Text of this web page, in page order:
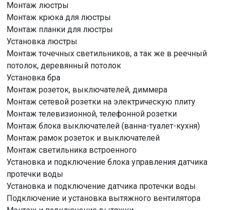
Монтаж люстры
Монтаж крюка для люстры
Монтаж планки для люстры
Установка люстры
Монтаж точечных светильников, а так же в реечный
потолок, деревянный потолок
Установка бра
Монтаж розеток, выключателей, диммера
Монтаж сетевой розетки на электрическую плиту
Монтаж телевизионной, телефонной розетки
Монтаж блока выключателей (ванна-туалет-кухня)
Монтаж рамок розеток и выключателей
Монтаж светильника встроенного
Установка и подключение блока управления датчика
протечки воды
Установка и подключение датчика протечки воды
Подключение и установка вытяжного вентилятора